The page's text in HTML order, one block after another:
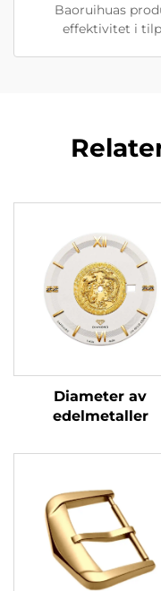
Baoruihuas
effektivitet i
Diameter av
edelmetaller